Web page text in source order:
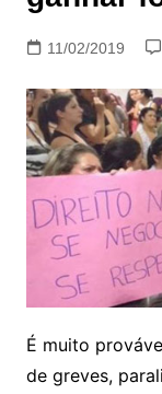
11/02/2019
É muito
de greves,